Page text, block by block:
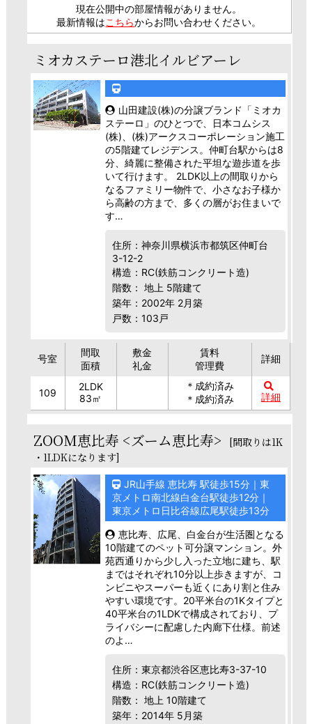
現在公開中の部屋情報がありません。
最新情報はこちらからお問い合わせください。
ミオカステーロ港北イルビアーレ
山田建設(株)の分譲ブランド「ミオカ
ステーロ」のひとつで、日本コムシス
(株)、(株)アークスコーポレーション施工
の5階建てレジデンス。仲町台駅からは8
分、綺麗に整備された平坦な遊歩道を歩
いて行けます。 2LDK以上の間取りから
なるファミリー物件で、小さなお子様か
ら高齢の方まで、多くの層がお住まいで
す…
住所：神奈川県横浜市都筑区仲町台
3-12-2
構造：RC(鉄筋コンクリート造)
階数： 地上 5階建て
築年：2002年 2月築
戸数：103戸
号室
間取
面積
敷金
礼金
賃料
管理費
詳細
109
2LDK
83㎡
＊成約済み
＊成約済み
詳細
ZOOM恵比寿 <ズーム恵比寿>
[間取りは1K
・1LDKになります]
JR山手線 恵比寿 駅徒歩15分｜東
京メトロ南北線白金台駅徒歩12分｜
東京メトロ日比谷線広尾駅徒歩13分
恵比寿、広尾、白金台が生活圏となる
10階建てのペット可分譲マンション。外
苑西通りから少し入った立地に建ち、駅
まではそれぞれ10分以上歩きますが、コ
ンビニやスーパーも近くにあり割と住み
やすい環境です。20平米台の1Kタイプと
40平米台の1LDKで構成されており、プ
ライバシーに配慮した内廊下仕様。前述
のよ…
住所：東京都渋谷区恵比寿3-37-10
構造：RC(鉄筋コンクリート造)
階数： 地上 10階建て
築年：2014年 5月築